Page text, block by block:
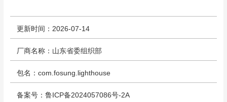
更新时间：2026-07-14
厂商名称：山东省委组织部
包名：com.fosung.lighthouse
备案号：鲁ICP备2024057086号-2A